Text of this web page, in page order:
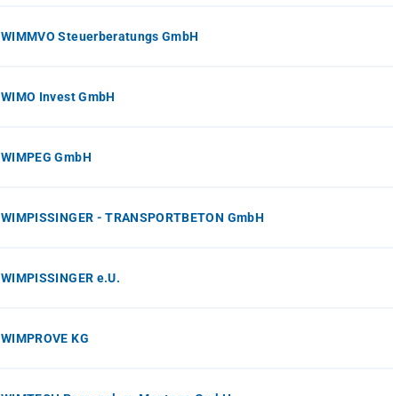
WIMMVO Steuerberatungs GmbH
WIMO Invest GmbH
WIMPEG GmbH
WIMPISSINGER - TRANSPORTBETON GmbH
WIMPISSINGER e.U.
WIMPROVE KG